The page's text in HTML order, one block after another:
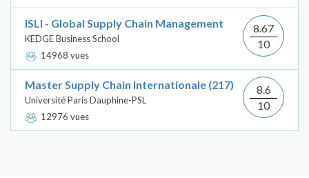
ISLI - Global Supply Chain Management
KEDGE Business School
14968 vues
8.67
10
Master Supply Chain Internationale (217)
Université Paris Dauphine-PSL
12976 vues
8.6
10